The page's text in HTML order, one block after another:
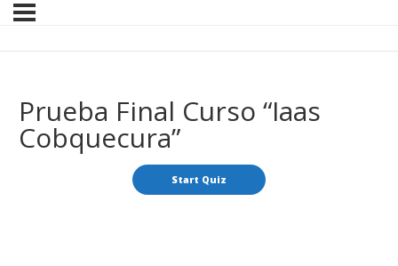
Prueba Final Curso “Iaas
Cobquecura”